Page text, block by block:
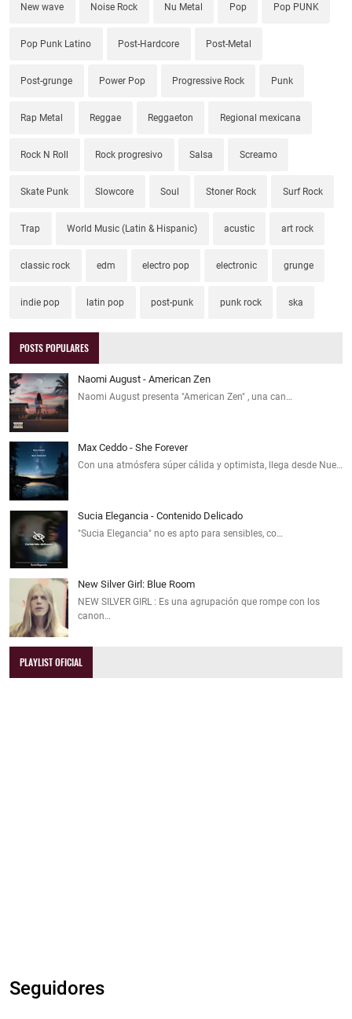
New wave Noise Rock Nu Metal Pop Pop PUNK
Pop Punk Latino Post-Hardcore Post-Metal
Post-grunge Power Pop Progressive Rock Punk
Rap Metal Reggae Reggaeton Regional mexicana
Rock N Roll Rock progresivo Salsa Screamo
Skate Punk Slowcore Soul Stoner Rock Surf Rock
Trap World Music (Latin & Hispanic) acustic art rock
classic rock edm electro pop electronic grunge
indie pop latin pop post-punk punk rock ska
POSTS POPULARES
Naomi August - American Zen
Naomi August presenta "American Zen" , una can…
Max Ceddo - She Forever
Con una atmósfera súper cálida y optimista, llega desde Nue…
Sucia Elegancia - Contenido Delicado
"Sucia Elegancia" no es apto para sensibles, co…
New Silver Girl: Blue Room
NEW SILVER GIRL : Es una agrupación que rompe con los
canon…
PLAYLIST OFICIAL
Seguidores